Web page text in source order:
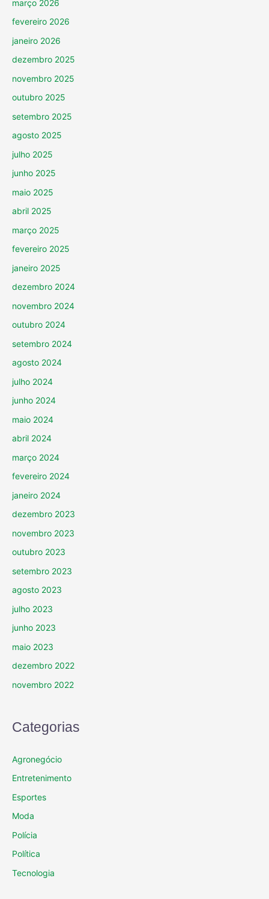
março 2026
fevereiro 2026
janeiro 2026
dezembro 2025
novembro 2025
outubro 2025
setembro 2025
agosto 2025
julho 2025
junho 2025
maio 2025
abril 2025
março 2025
fevereiro 2025
janeiro 2025
dezembro 2024
novembro 2024
outubro 2024
setembro 2024
agosto 2024
julho 2024
junho 2024
maio 2024
abril 2024
março 2024
fevereiro 2024
janeiro 2024
dezembro 2023
novembro 2023
outubro 2023
setembro 2023
agosto 2023
julho 2023
junho 2023
maio 2023
dezembro 2022
novembro 2022
Categorias
Agronegócio
Entretenimento
Esportes
Moda
Polícia
Política
Tecnologia